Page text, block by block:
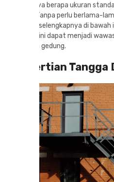
Sebenarnya berapa ukuran
gedung? Tanpa perlu berlama-
informasi selengkapnya di
informasi ini dapat menjadi
konstruksi gedung.
Pengertian